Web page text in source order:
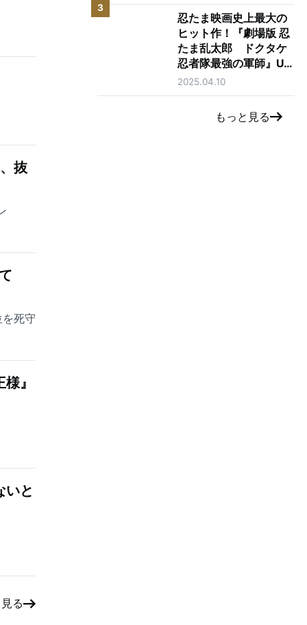
抜
死守
』
いと
る
3
忍たま映画史上最大の
ヒット作！『劇場版 忍
たま乱太郎 ドクタケ
忍者隊最強の軍師』U-
NEXTで独占先行レン
タル配信開始！
2025.04.10
もっと見る